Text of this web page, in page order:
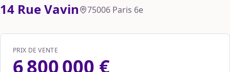
14 Rue Vavin 75006 Paris 6e
PRIX DE VENTE
6 800 000 €